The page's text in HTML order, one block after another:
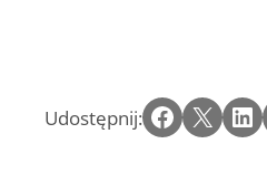
Udostępnij: Share on Facebook Email this Page Share on LinkedIn